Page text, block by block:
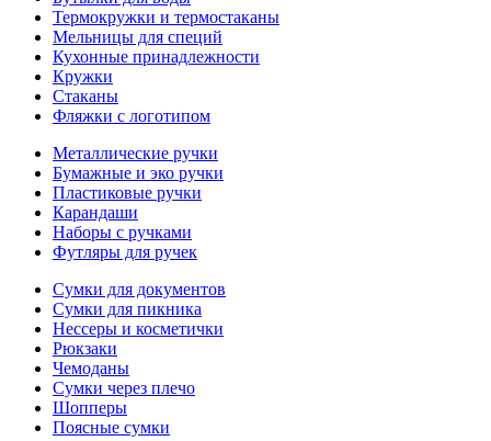
Термокружки и термостаканы
Мельницы для специй
Кухонные принадлежности
Кружки
Стаканы
Фляжки с логотипом
Металлические ручки
Бумажные и эко ручки
Пластиковые ручки
Карандаши
Наборы с ручками
Футляры для ручек
Сумки для документов
Сумки для пикника
Нессеры и косметички
Рюкзаки
Чемоданы
Сумки через плечо
Шопперы
Поясные сумки